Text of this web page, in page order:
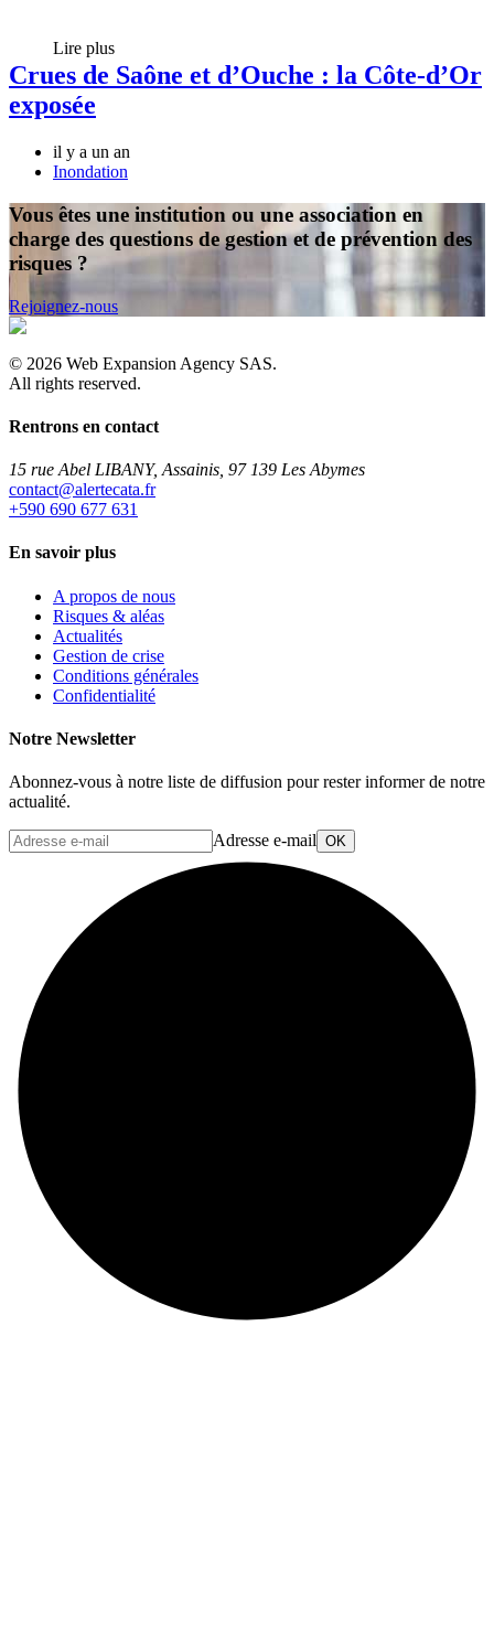
Lire plus
Crues de Saône et d’Ouche : la Côte-d’Or
exposée
il y a un an
Inondation
Vous êtes une institution ou une association en
charge des questions de gestion et de prévention des
risques ?
Rejoignez-nous
© 2026 Web Expansion Agency SAS.
All rights reserved.
Rentrons en contact
15 rue Abel LIBANY, Assainis, 97 139 Les Abymes
rf.atacetrela@tcatnoc
+590 690 677 631
En savoir plus
A propos de nous
Risques & aléas
Actualités
Gestion de crise
Conditions générales
Confidentialité
Notre Newsletter
Abonnez-vous à notre liste de diffusion pour rester informer de notre
actualité.
Adresse e-mail